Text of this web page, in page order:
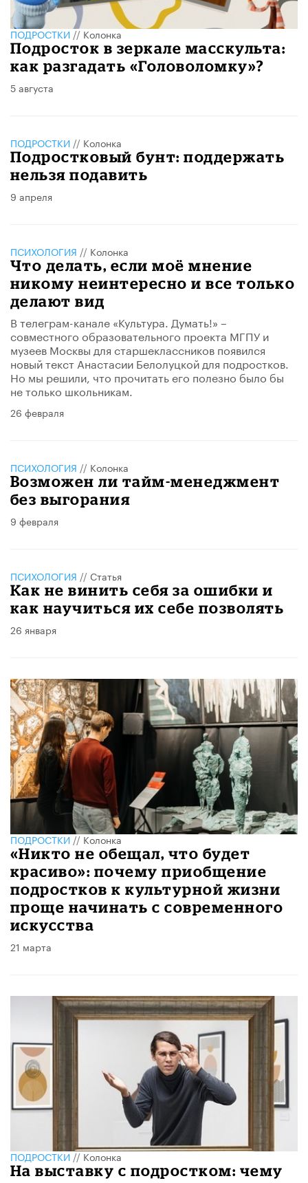
ПОДРОСТКИ//Колонка
Подросток в зеркале масскульта:
как разгадать «Головоломку»?
5 августа
ПОДРОСТКИ // Колонка
Подростковый бунт: поддержать
нельзя подавить
9 апреля
ПСИХОЛОГИЯ // Колонка
Что делать, если моё мнение
никому неинтересно и все только
делают вид
В телеграм-канале «Культура. Думать!» –
совместного образовательного проекта МГПУ и
музеев Москвы для старшеклассников появился
новый текст Анастасии Белолуцкой для подростков.
Но мы решили, что прочитать его полезно было бы
не только школьникам.
26 февраля
ПСИХОЛОГИЯ // Колонка
Возможен ли тайм-менеджмент
без выгорания
9 февраля
ПСИХОЛОГИЯ // Статья
Как не винить себя за ошибки и
как научиться их себе позволять
26 января
ПОДРОСТКИ//Колонка
«Никто не обещал, что будет
красиво»: почему приобщение
подростков к культурной жизни
проще начинать с современного
искусства
21 марта
ПОДРОСТКИ//Колонка
На выставку с подростком: чему